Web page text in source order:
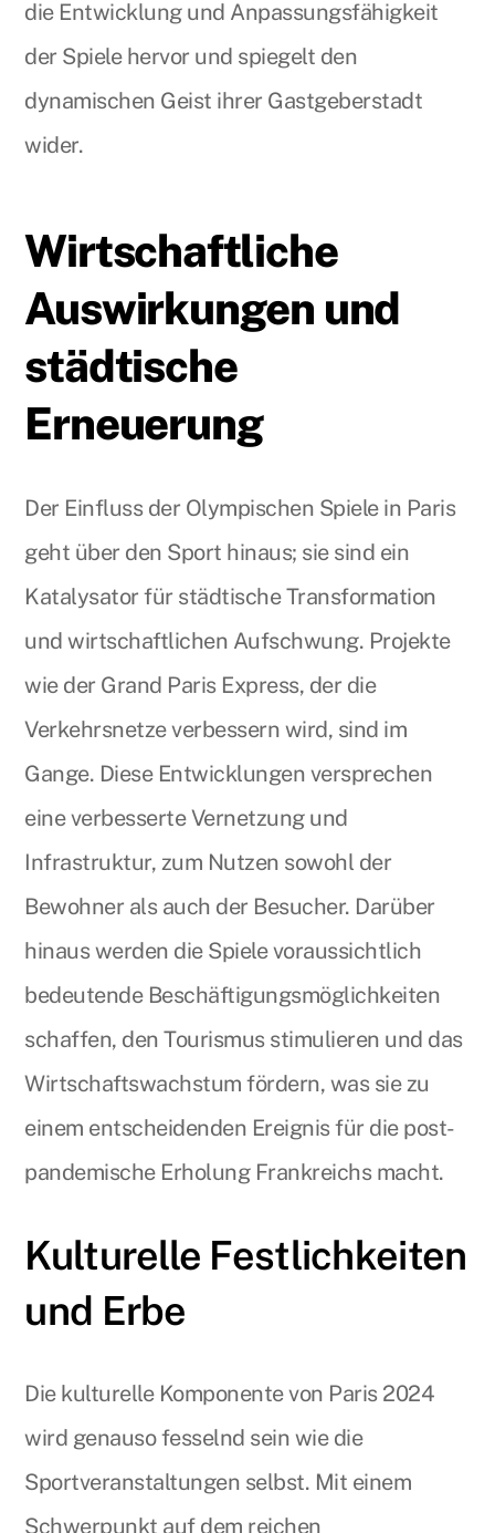
die Entwicklung und Anpassungsfähigkeit
der Spiele hervor und spiegelt den
dynamischen Geist ihrer Gastgeberstadt
wider.
Wirtschaftliche
Auswirkungen und
städtische
Erneuerung
Der Einfluss der Olympischen Spiele in Paris
geht über den Sport hinaus; sie sind ein
Katalysator für städtische Transformation
und wirtschaftlichen Aufschwung. Projekte
wie der Grand Paris Express, der die
Verkehrsnetze verbessern wird, sind im
Gange. Diese Entwicklungen versprechen
eine verbesserte Vernetzung und
Infrastruktur, zum Nutzen sowohl der
Bewohner als auch der Besucher. Darüber
hinaus werden die Spiele voraussichtlich
bedeutende Beschäftigungsmöglichkeiten
schaffen, den Tourismus stimulieren und das
Wirtschaftswachstum fördern, was sie zu
einem entscheidenden Ereignis für die post-
pandemische Erholung Frankreichs macht.
Kulturelle Festlichkeiten
und Erbe
Die kulturelle Komponente von Paris 2024
wird genauso fesselnd sein wie die
Sportveranstaltungen selbst. Mit einem
Schwerpunkt auf dem reichen